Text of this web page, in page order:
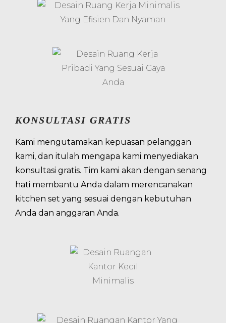
KONSULTASI GRATIS
Kami mengutamakan kepuasan pelanggan
kami, dan itulah mengapa kami menyediakan
konsultasi gratis. Tim kami akan dengan senang
hati membantu Anda dalam merencanakan
kitchen set yang sesuai dengan kebutuhan
Anda dan anggaran Anda.